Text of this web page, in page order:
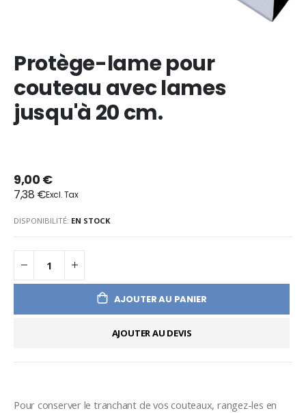
Protège-lame pour
couteau avec lames
jusqu'à 20 cm.
9,00 €
7,38 €
DISPONIBILITÉ: EN STOCK
AJOUTER AU PANIER
AJOUTER AU DEVIS
Pour conserver le tranchant de vos couteaux, rangez-les en